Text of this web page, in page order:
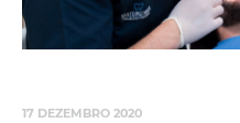
17 DEZEMBRO 2020